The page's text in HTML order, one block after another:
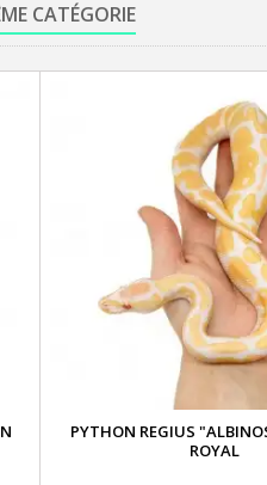
CATÉGORIE
PYTHON REGIUS
ROYAL